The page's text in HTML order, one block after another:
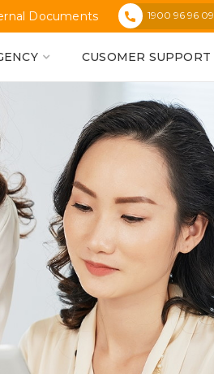
Documents 1900 96 96 09
CUSOMER SUPPORT